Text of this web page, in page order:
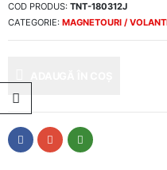
COD PRODUS: TNT-180312J
CATEGORIE: MAGNETOURI /